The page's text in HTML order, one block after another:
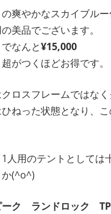
爽やかなスカイブルー
美品でございます。
なんと¥15,000
がつくほどお得です。
ロスフレームではな
ねった状態となり、
人用のテントとして
か(^o^)
ーク ランドロック